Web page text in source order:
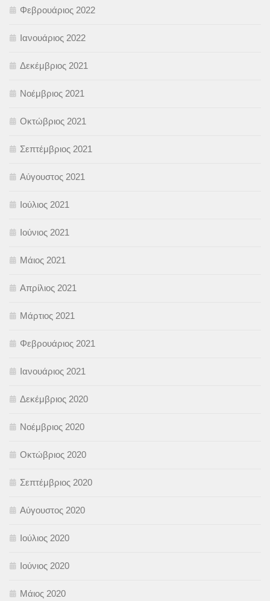
Φεβρουάριος 2022
Ιανουάριος 2022
Δεκέμβριος 2021
Νοέμβριος 2021
Οκτώβριος 2021
Σεπτέμβριος 2021
Αύγουστος 2021
Ιούλιος 2021
Ιούνιος 2021
Μάιος 2021
Απρίλιος 2021
Μάρτιος 2021
Φεβρουάριος 2021
Ιανουάριος 2021
Δεκέμβριος 2020
Νοέμβριος 2020
Οκτώβριος 2020
Σεπτέμβριος 2020
Αύγουστος 2020
Ιούλιος 2020
Ιούνιος 2020
Μάιος 2020